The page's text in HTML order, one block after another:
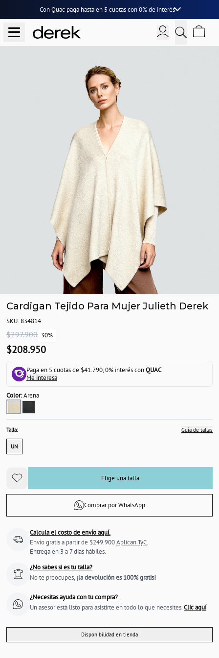
Con Quac paga hasta en 5 cuotascon0% de interés
Cardigan Tejido Para Mujer Julieth Derek
SKU: 834814
$297.900 30%
$208.950
Paga en 5 cuotas de $41.790, 0% interés conQUAC.
Me interesa
Color:Arena
Talla: Guía de tallas
UN
Elige una talla
Comprar por WhatsApp
Calcula el costo de envío aquí.
Envío gratis a partir de $249.900Aplican TyC.
Entrega en 3 a 7 días hábiles.
¿No sabes si es tu talla?
No te preocupes, ¡la devolución es 100% gratis!
¿Necesitas ayuda con tu compra?
Un asesor está listo para asistirte en todo lo que necesites.Clic aquí
Disponibilidad en tienda